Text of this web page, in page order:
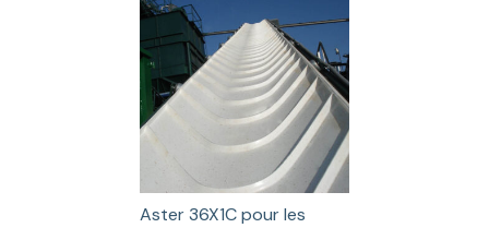
Aster 36X1C pour les